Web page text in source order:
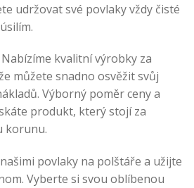
udržovat své povlaky vždy čisté
kvalitní výrobky za
můžete snadno osvěžit svůj
Výborný poměr ceny a
produkt, který stojí za
korunu.
povlaky na polštáře a užijte
Vyberte si svou oblíbenou